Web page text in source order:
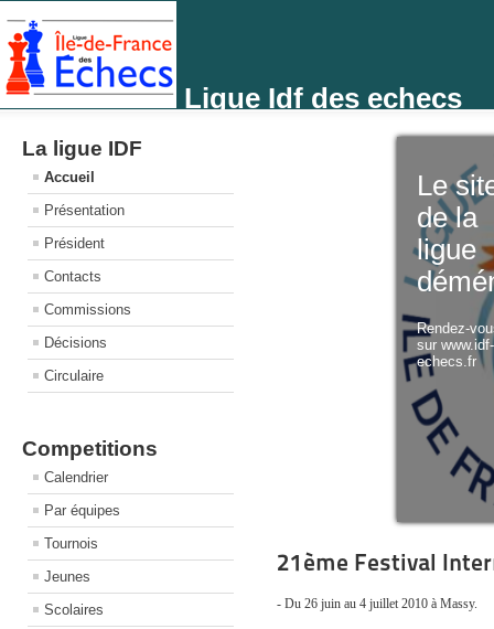
Ligue Idf des echecs
La ligue IDF
Accueil
Présentation
Président
Contacts
Commissions
Décisions
Circulaire
Competitions
Calendrier
Par équipes
Tournois
Jeunes
Scolaires
Le
de la
ligue
Rendez-
sur
echecs.fr
21ème Festival
- Du 26 juin au 4 juillet 2010 à Massy.